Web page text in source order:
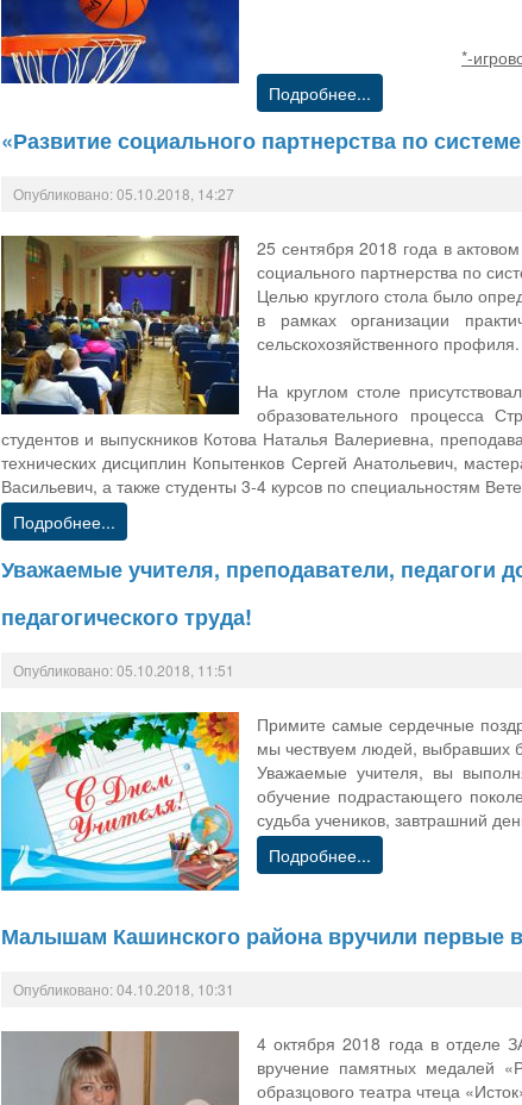
*-
Подробнее...
«Развитие социального партнерства по
Опубликовано: 05.10.2018, 14:27
25 сентября 2018 года в
социального партнерства по
Целью круглого стола было
в рамках организации
сельскохозяйственного профиля.
На круглом столе
образовательного процесса
студентов и выпускников Котова Наталья Валериевна,
технических дисциплин Копытенков Сергей Анатольевич,
Васильевич, а также студенты 3-4 курсов по специальностям
Подробнее...
Уважаемые учителя, преподаватели, педагоги
педагогического труда!
Опубликовано: 05.10.2018, 11:51
Примите самые сердечные
мы чествуем людей, выбравших
Уважаемые учителя, вы
обучение подрастающего
судьба учеников, завтрашний
Подробнее...
Малышам Кашинского района вручили первые
Опубликовано: 04.10.2018, 10:31
4 октября 2018 года в отделе
вручение памятных медалей
образцового театра чтеца